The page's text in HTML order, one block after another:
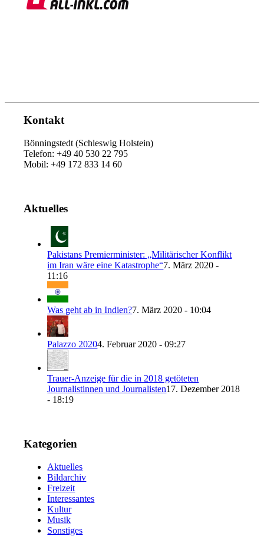
Kontakt
Bönningstedt (Schleswig Holstein)
Telefon: +49 40 530 22 795
Mobil: +49 172 833 14 60
Aktuelles
Pakistans Premierminister: „Militärischer Konflikt
im Iran wäre eine Katastrophe“7. März 2020 -
11:16
Was geht ab in Indien?7. März 2020 - 10:04
Palazzo 20204. Februar 2020 - 09:27
Trauer-Anzeige für die in 2018 getöteten
Journalistinnen und Journalisten17. Dezember 2018
- 18:19
Kategorien
Aktuelles
Bildarchiv
Freizeit
Interessantes
Kultur
Musik
Sonstiges